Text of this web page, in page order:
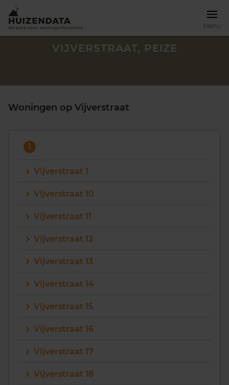
Menu
088 220 4200
Maandag t/m vrijdag - 08:00 -18:00
VIJVERSTRAAT, PEIZE
Woningen op Vijverstraat
1
Vijverstraat 1
Vijverstraat 10
Vijverstraat 11
Vijverstraat 12
Vijverstraat 13
Vijverstraat 14
Vijverstraat 15
Vijverstraat 16
Vijverstraat 17
Vijverstraat 18